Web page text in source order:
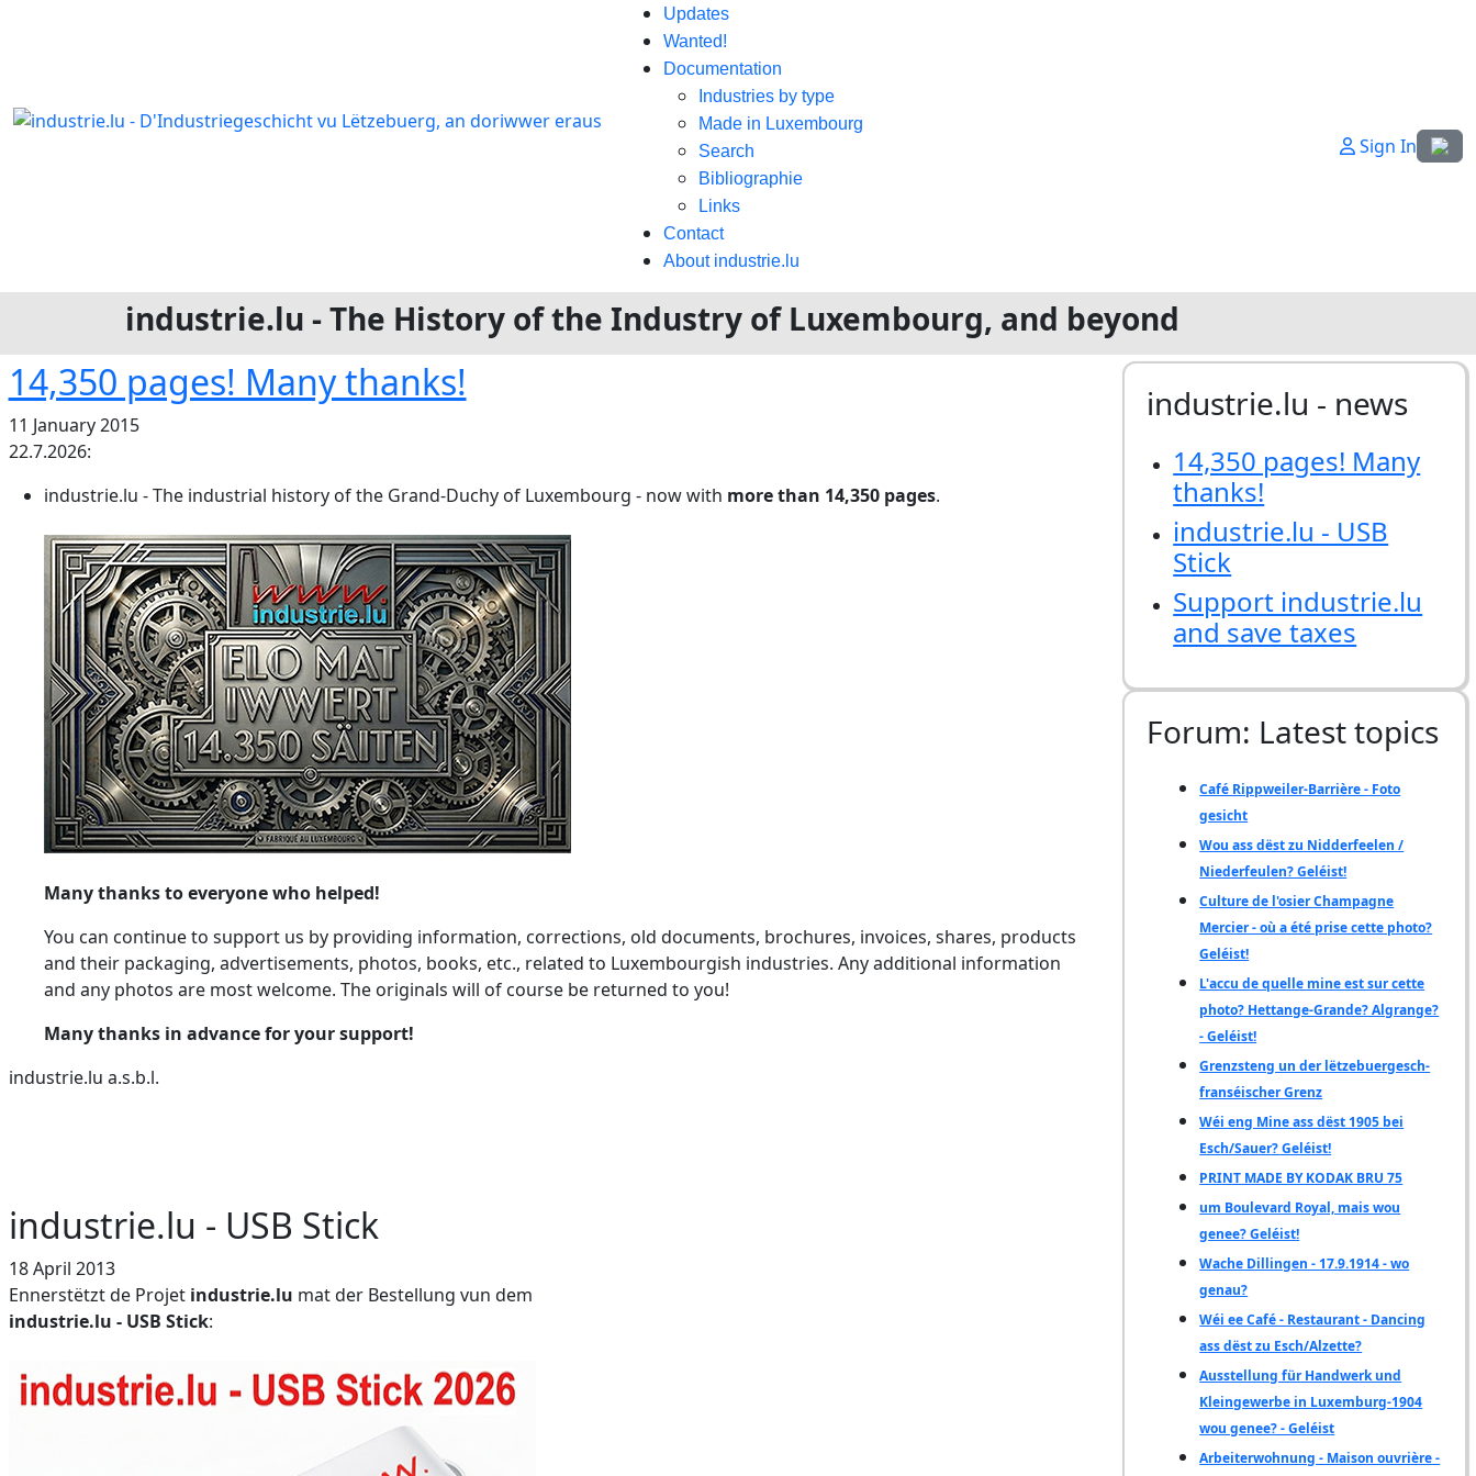
Updates
Wanted!
Documentation
Industries by type
Made in Luxembourg
Search
Bibliographie
Links
Contact
About industrie.lu
Sign InSelect
industrie.lu - The History of the Industry of Luxembourg, and beyond
14,350 pages! Many thanks!
11 January 2015
22.7.2026:
industrie.lu - The industrial history of the Grand-Duchy of Luxembourg - now with more than 14,350 pages.
Many thanks to everyone who helped!
You can continue to support us by providing information, corrections, old documents, brochures, invoices, shares, products
and their packaging, advertisements, photos, books, etc., related to Luxembourgish industries. Any additional information
and any photos are most welcome. The originals will of course be returned to you!
Many thanks in advance for your support!
industrie.lu a.s.b.l.
industrie.lu - USB Stick
18 April 2013
Ennerstëtzt de Projet industrie.lu mat der Bestellung vun dem
industrie.lu - USB Stick:
industrie.lu - news
14,350 pages! Many
thanks!
industrie.lu - USB
Stick
Support industrie.lu
and save taxes
Forum: Latest topics
Café Rippweiler-Barrière - Foto
gesicht
Wou ass dëst zu Nidderfeelen /
Niederfeulen? Geléist!
Culture de l'osier Champagne
Mercier - où a été prise cette photo?
Geléist!
L'accu de quelle mine est sur cette
photo? Hettange-Grande? Algrange?
- Geléist!
Grenzsteng un der lëtzebuergesch-
franséischer Grenz
Wéi eng Mine ass dëst 1905 bei
Esch/Sauer? Geléist!
PRINT MADE BY KODAK BRU 75
um Boulevard Royal, mais wou
genee? Geléist!
Wache Dillingen - 17.9.1914 - wo
genau?
Wéi ee Café - Restaurant - Dancing
ass dëst zu Esch/Alzette?
Ausstellung für Handwerk und
Kleingewerbe in Luxemburg-1904
wou genee? - Geléist
Arbeiterwohnung - Maison ouvrière -